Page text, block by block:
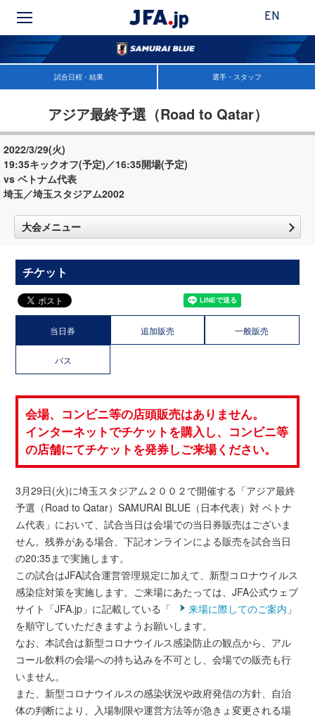
EN
試合日程・結果 選手・スタッフ
アジア最終予選（Road to Qatar）
2022/3/29(火)
19:35キックオフ(予定)／16:35開場(予定)
vs ベトナム代表
埼玉／埼玉スタジアム2002
大会メニュー
チケット
当日券 追加販売 一般販売
バス
会場、コンビニ等の店頭販売はありません。
インターネットでチケットを購入し、コンビニ等
の店舗にてチケットを発券しご来場ください。
3月29日(火)に埼玉スタジアム２００２で開催する「アジア最終
予選（Road to Qatar）SAMURAI BLUE（日本代表）対 ベトナ
ム代表」において、試合当日は会場での当日券販売はございま
せん。残券がある場合、下記オンラインによる販売を試合当日
の20:35まで実施します。
この試合はJFA試合運営管理規定に加えて、新型コロナウイルス
感染症対策を実施します。ご来場にあたっては、JFA公式ウェブ
サイト「JFA.jp」に記載している「
来場に際してのご案内 」
を順守していただきますようお願いします。
なお、本試合は新型コロナウイルス感染防止の観点から、アル
コール飲料の会場への持ち込みを不可とし、会場での販売も行
いません。
また、新型コロナウイルスの感染状況や政府発信の方針、自治
体の判断により、入場制限や運営方法等が急きょ変更される場